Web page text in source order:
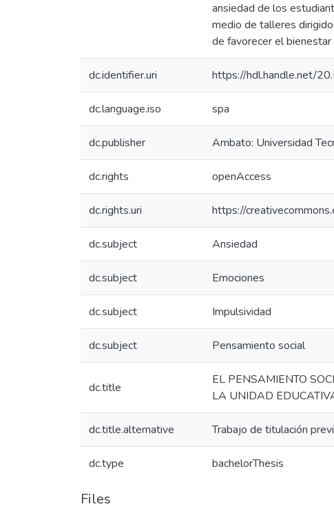
ansiedad de los
medio de talleres
de favorecer el bienestar
dc.identifier.uri https://hdl.handle.net/
dc.language.iso spa
dc.publisher Ambato: Universidad
dc.rights openAccess
dc.rights.uri https://
dc.subject Ansiedad
dc.subject Emociones
dc.subject Impulsividad
dc.subject Pensamiento social
dc.title
EL PENSAMIENTO
LA UNIDAD
dc.title.alternative Trabajo de titulación
dc.type bachelorThesis
Files